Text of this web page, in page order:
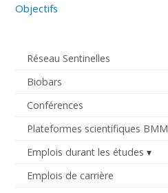
Réseau Sentinelles
Biobars
Conférences
Plateformes scientifiques BMM
Emplois durant les études
Emplois de carrière
Objectifs